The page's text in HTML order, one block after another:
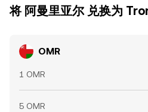
将 阿曼里亚尔 兑换为
OMR
1 OMR
5 OMR